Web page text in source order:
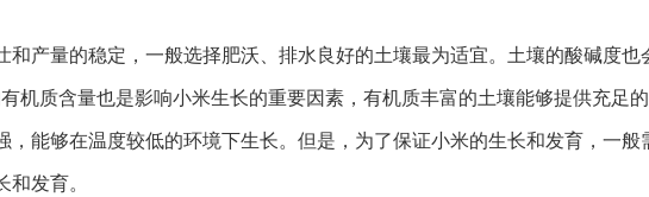
产量的稳定，一般选择肥沃、排水良好的土壤最为适宜。土壤的酸碱度也
质含量也是影响小米生长的重要因素，有机质丰富的土壤能够提供充足的
能够在温度较低的环境下生长。但是，为了保证小米的生长和发育，一
发育。